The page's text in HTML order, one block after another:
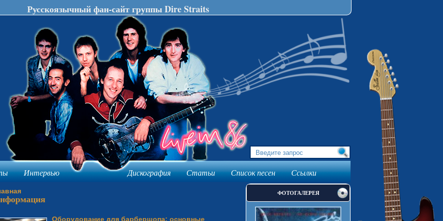
Интервью Дискография Статьи Список песен
Ссылки
Русскоязычный фан-сайт группы Dire Straits
Оборудование для барбершопа: основные
ФОТОГАЛЕРЕЯ